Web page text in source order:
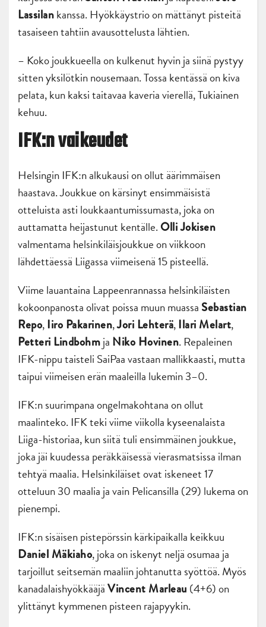
Lassilankanssa. Hyökkäystrio on mättänyt pisteitä
tasaiseen tahtiin avausottelusta lähtien.
– Koko joukkueella on kulkenut hyvin ja siinä pystyy
sitten yksilötkin nousemaan. Tossa kentässä on kiva
pelata, kun kaksi taitavaa kaveria vierellä, Tukiainen
kehuu.
IFK:n vaikeudet
Helsingin IFK:n alkukausi on ollut äärimmäisen
haastava. Joukkue on kärsinyt ensimmäisistä
otteluista asti loukkaantumissumasta, joka on
auttamatta heijastunut kentälle.Olli Jokisen
valmentama helsinkiläisjoukkue on viikkoon
lähdettäessä Liigassa viimeisenä 15 pisteellä.
Viime lauantaina Lappeenrannassa helsinkiläisten
kokoonpanosta olivat poissa muun muassa Sebastian
Repo,Iiro Pakarinen,Jori Lehterä,Ilari Melart,
Petteri Lindbohmja Niko Hovinen. Repaleinen
IFK-nippu taisteli SaiPaa vastaan mallikkaasti, mutta
taipui viimeisen erän maaleilla lukemin 3–0.
IFK:n suurimpana ongelmakohtana on ollut
maalinteko. IFK teki viime viikolla kyseenalaista
Liiga-historiaa, kun siitä tuli ensimmäinen joukkue,
joka jäi kuudessa peräkkäisessä vierasmatsissa ilman
tehtyä maalia. Helsinkiläiset ovat iskeneet 17
otteluun 30 maalia ja vain Pelicansilla (29) lukema on
pienempi.
IFK:n sisäisen pistepörssin kärkipaikalla keikkuu
Daniel Mäkiaho, joka on iskenyt neljä osumaa ja
tarjoillut seitsemän maaliin johtanutta syöttöä. Myös
kanadalaishyökkääjäVincent Marleau (4+6) on
ylittänyt kymmenen pisteen rajapyykin.